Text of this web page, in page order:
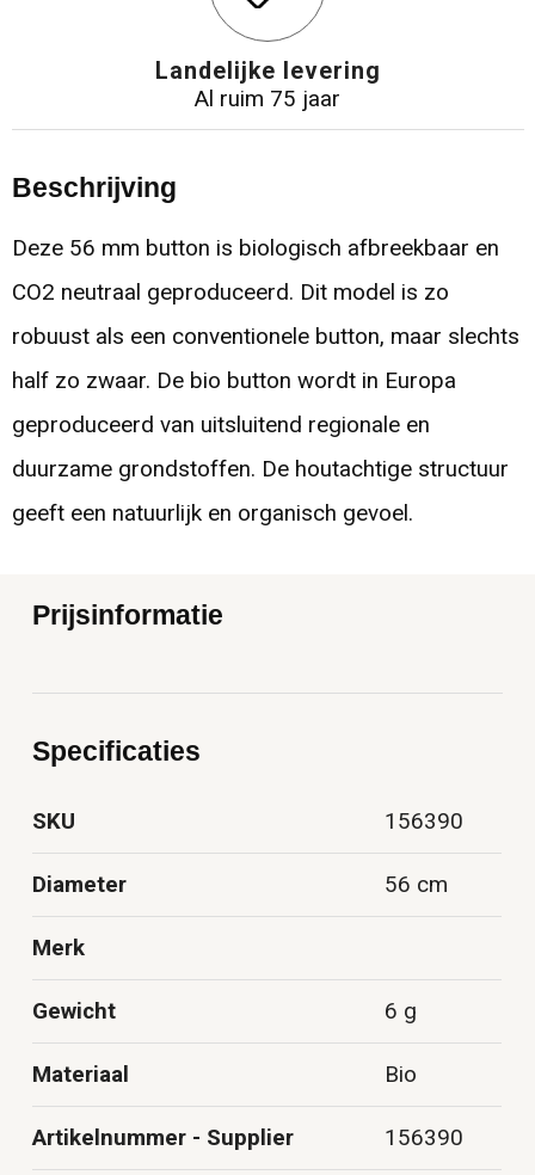
Landelijke levering
Al ruim 75 jaar
Beschrijving
Deze 56 mm button is biologisch afbreekbaar en
CO2 neutraal geproduceerd. Dit model is zo
robuust als een conventionele button, maar slechts
half zo zwaar. De bio button wordt in Europa
geproduceerd van uitsluitend regionale en
duurzame grondstoffen. De houtachtige structuur
geeft een natuurlijk en organisch gevoel.
Prijsinformatie
Specificaties
SKU 156390
Diameter 56 cm
Merk
Gewicht 6 g
Materiaal Bio
Artikelnummer - Supplier 156390